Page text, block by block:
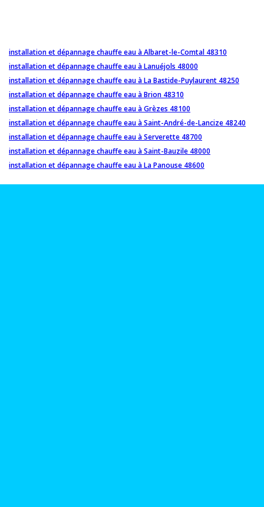
installation et dépannage chauffe eau à Albaret-le-Comtal 48310
installation et dépannage chauffe eau à Lanuéjols 48000
installation et dépannage chauffe eau à La Bastide-Puylaurent 48250
installation et dépannage chauffe eau à Brion 48310
installation et dépannage chauffe eau à Grèzes 48100
installation et dépannage chauffe eau à Saint-André-de-Lancize 48240
installation et dépannage chauffe eau à Serverette 48700
installation et dépannage chauffe eau à Saint-Bauzile 48000
installation et dépannage chauffe eau à La Panouse 48600